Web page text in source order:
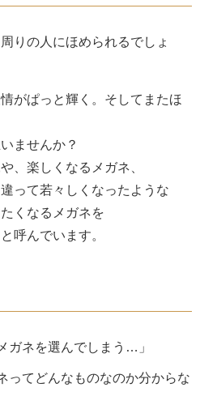
りの人にほめられるでしょ
がぱっと輝く。そしてまたほ
ませんか？
、楽しくなるメガネ、
って若々しくなったような
くなるメガネを
と呼んでいます。
ガネを選んでしまう…」
ってどんなものなのか分からな